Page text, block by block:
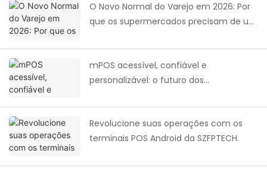
O Novo Normal do Varejo em 2026: Por
que os supermercados precisam de um
para os negócios?
mPOS acessível, confiável e
personalizável: o futuro dos
Revolucione suas operações com os
terminais POS Android da SZFPTECH.